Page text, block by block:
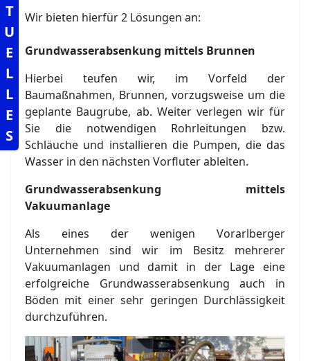
Wir bieten hierfür 2 Lösungen an:
Grundwasserabsenkung mittels Brunnen
Hierbei teufen wir, im Vorfeld der
Baumaßnahmen, Brunnen, vorzugsweise um die
geplante Baugrube, ab. Weiter verlegen wir für
Sie die notwendigen Rohrleitungen bzw.
Schläuche und installieren die Pumpen, die das
Wasser in den nächsten Vorfluter ableiten.
Grundwasserabsenkung mittels
Vakuumanlage
Als eines der wenigen Vorarlberger
Unternehmen sind wir im Besitz mehrerer
Vakuumanlagen und damit in der Lage eine
erfolgreiche Grundwasserabsenkung auch in
Böden mit einer sehr geringen Durchlässigkeit
durchzuführen.
T
U
E
L
L
E
S